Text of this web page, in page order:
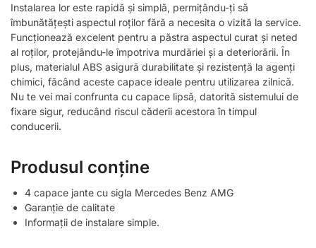
Instalarea lor este rapidă și simplă, permițându-ți să
îmbunătățești aspectul roților fără a necesita o vizită la service.
Funcționează excelent pentru a păstra aspectul curat și neted
al roților, protejându-le împotriva murdăriei și a deteriorării. În
plus, materialul ABS asigură durabilitate și rezistență la agenți
chimici, făcând aceste capace ideale pentru utilizarea zilnică.
Nu te vei mai confrunta cu capace lipsă, datorită sistemului de
fixare sigur, reducând riscul căderii acestora în timpul
conducerii.
Produsul conține
4 capace jante cu sigla Mercedes Benz AMG
Garanție de calitate
Informații de instalare simple.